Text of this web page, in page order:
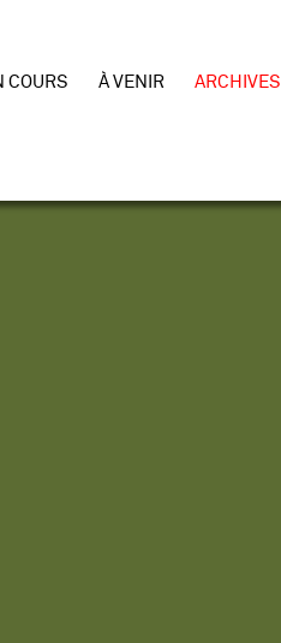
COURS À VENIR ARCHIVES